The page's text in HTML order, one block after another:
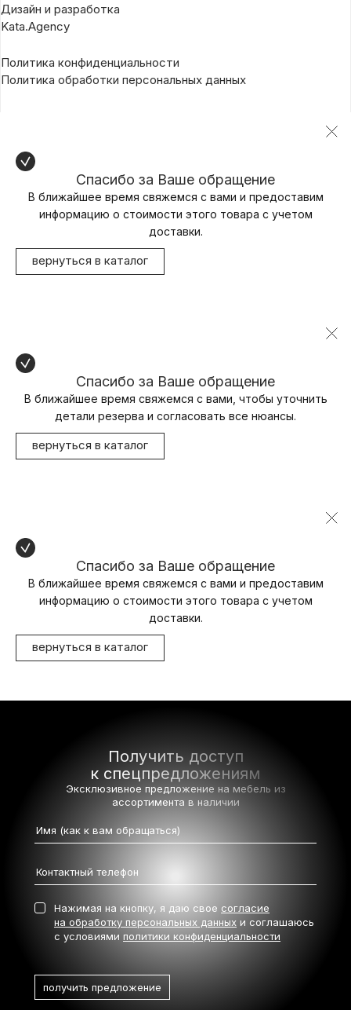
Дизайн и разработка
Kata.Agency
Политика конфиденциальности
Политика обработки персональных данных
Спасибо за Ваше обращение
В ближайшее время свяжемся с вами и предоставим
информацию о стоимости этого товара с учетом
доставки.
вернуться в каталог
Спасибо за Ваше обращение
В ближайшее время свяжемся с вами, чтобы уточнить
детали резерва и согласовать все нюансы.
вернуться в каталог
Спасибо за Ваше обращение
В ближайшее время свяжемся с вами и предоставим
информацию о стоимости этого товара с учетом
доставки.
вернуться в каталог
Получить доступ
к спецпредложениям
Эксклюзивное предложение на мебель из
ассортимента в наличии
Нажимая на кнопку, я даю свое согласие
на обработку персональных данных и соглашаюсь
с условиями политики конфиденциальности